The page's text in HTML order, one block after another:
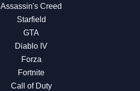
Assassin's Creed
Starfield
GTA
Diablo IV
Forza
Fortnite
Call of Duty